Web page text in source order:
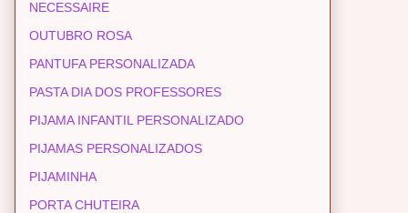
NECESSAIRE
OUTUBRO ROSA
PANTUFA PERSONALIZADA
PASTA DIA DOS PROFESSORES
PIJAMA INFANTIL PERSONALIZADO
PIJAMAS PERSONALIZADOS
PIJAMINHA
PORTA CHUTEIRA